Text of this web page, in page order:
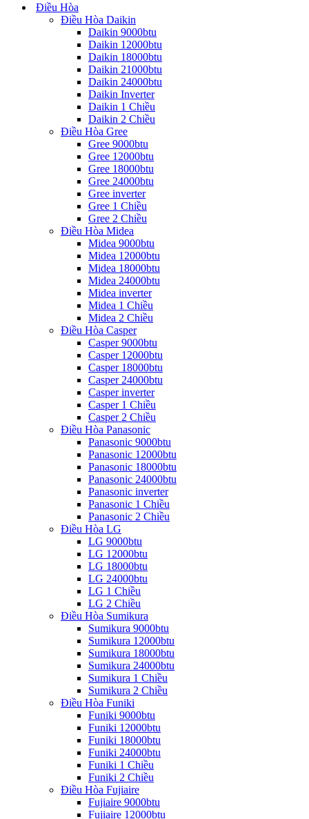
Điều Hòa
Điều Hòa Daikin
Daikin 9000btu
Daikin 12000btu
Daikin 18000btu
Daikin 21000btu
Daikin 24000btu
Daikin Inverter
Daikin 1 Chiều
Daikin 2 Chiều
Điều Hòa Gree
Gree 9000btu
Gree 12000btu
Gree 18000btu
Gree 24000btu
Gree inverter
Gree 1 Chiều
Gree 2 Chiều
Điều Hòa Midea
Midea 9000btu
Midea 12000btu
Midea 18000btu
Midea 24000btu
Midea inverter
Midea 1 Chiều
Midea 2 Chiều
Điều Hòa Casper
Casper 9000btu
Casper 12000btu
Casper 18000btu
Casper 24000btu
Casper inverter
Casper 1 Chiều
Casper 2 Chiều
Điều Hòa Panasonic
Panasonic 9000btu
Panasonic 12000btu
Panasonic 18000btu
Panasonic 24000btu
Panasonic inverter
Panasonic 1 Chiều
Panasonic 2 Chiều
Điều Hòa LG
LG 9000btu
LG 12000btu
LG 18000btu
LG 24000btu
LG 1 Chiều
LG 2 Chiều
Điều Hòa Sumikura
Sumikura 9000btu
Sumikura 12000btu
Sumikura 18000btu
Sumikura 24000btu
Sumikura 1 Chiều
Sumikura 2 Chiều
Điều Hòa Funiki
Funiki 9000btu
Funiki 12000btu
Funiki 18000btu
Funiki 24000btu
Funiki 1 Chiều
Funiki 2 Chiều
Điều Hòa Fujiaire
Fujiaire 9000btu
Fujiaire 12000btu